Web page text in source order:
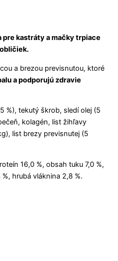
pre kastráty a mačky trpiace
a brezou previsnutou, ktoré
a podporujú zdravie
%), tekutý škrob, sledí olej (5
kolagén, list žihľavy
list brezy previsnutej (5
16,0 %, obsah tuku 7,0 %,
hrubá vláknina 2,8 %.